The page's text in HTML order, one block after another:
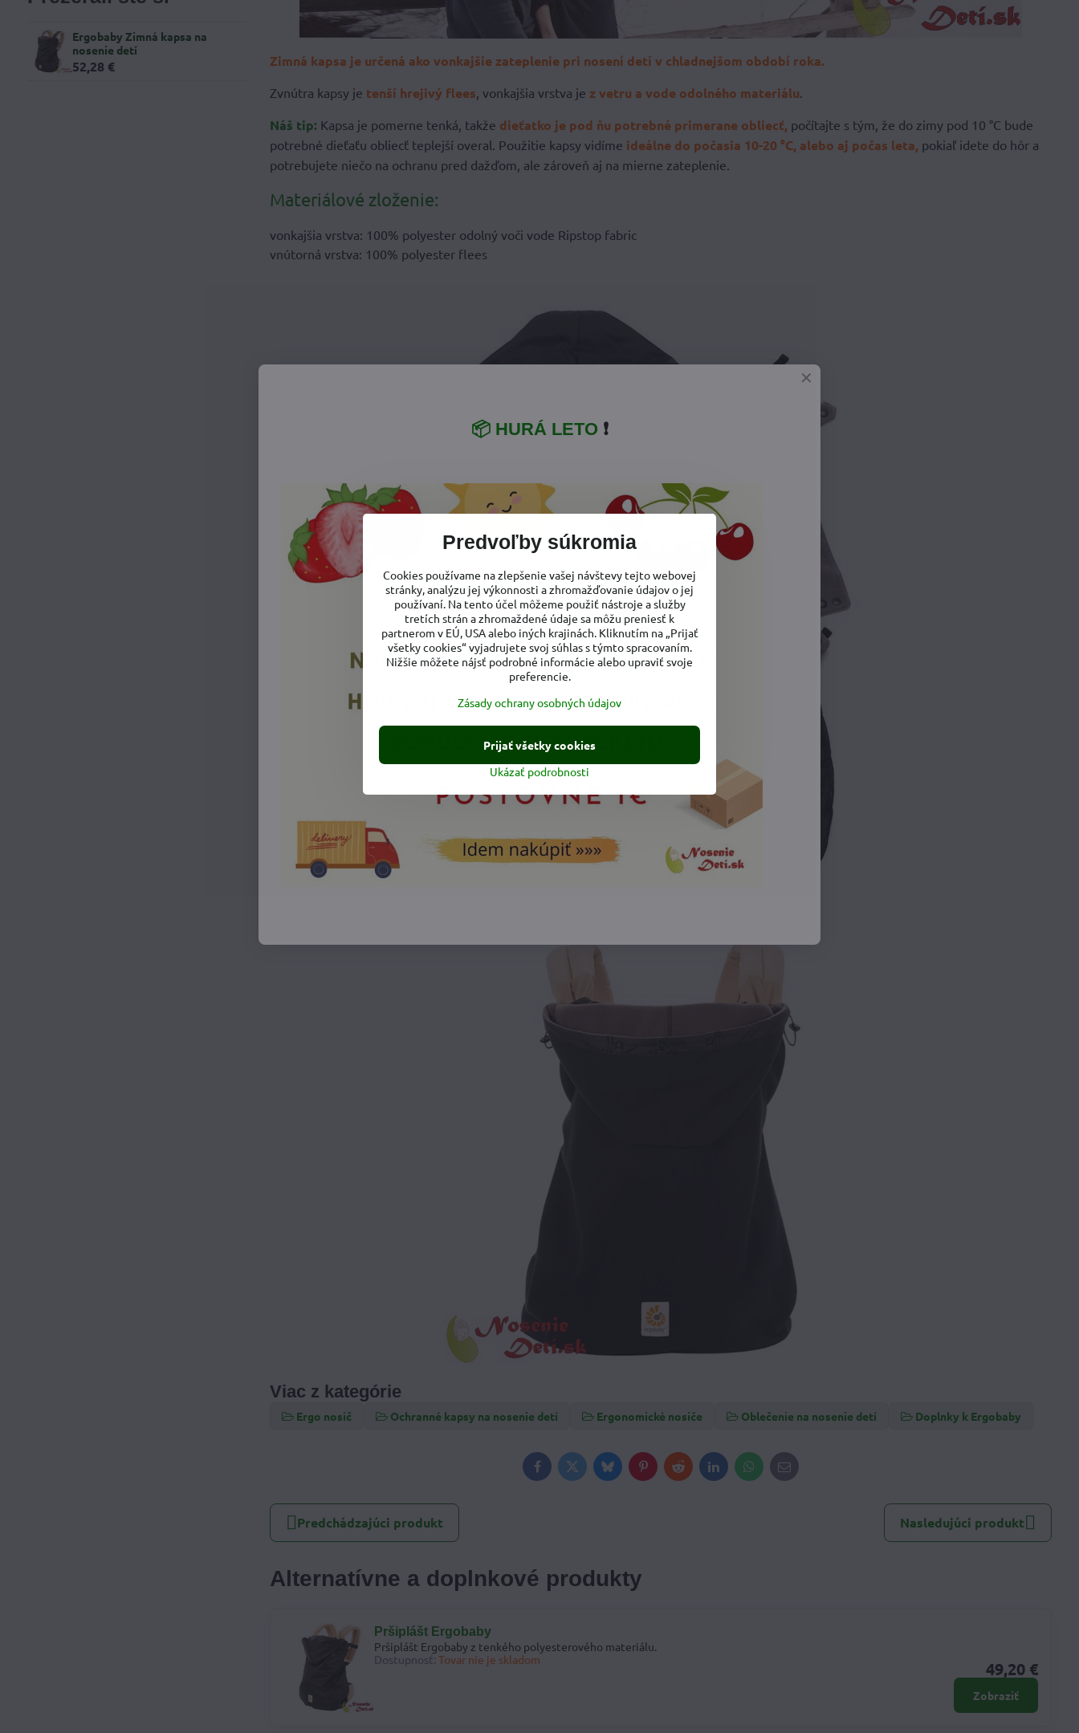
Zimná kapsa je určená ako vonkajšie zateplenie pri nosení detí v chladnejšom období roka.
Zvnútra kapsy je tenší hrejivý flees, vonkajšia vrstva je z vetru a vode odolného materiálu.
Náš tip: Kapsa je pomerne tenká, takže dieťatko je pod ňu potrebné primerane obliecť, počítajte s tým, že do zimy pod 10 °C bude
potrebné dieťaťu obliecť teplejší overal. Použitie kapsy vidíme ideálne do počasia 10-20 °C, alebo aj počas leta, pokiaľ idete do hôr a
potrebujete niečo na ochranu pred dažďom, ale zároveň aj na mierne zateplenie.
Materiálové zloženie:
vonkajšia vrstva: 100% polyester odolný voči vode Ripstop fabric
vnútorná vrstva: 100% polyester flees
Viac z kategórie
Ergo nosič Ochranné kapsy na nosenie detí Ergonomické nosiče Oblečenie na nosenie detí Doplnky k Ergobaby
FacebookTwitterBlueskyPinterestRedditLinkedInWhatsApp
E-
mail
Predchádzajúci produkt Nasledujúci produkt
Alternatívne a doplnkové produkty
Pršiplášt Ergobaby
Pršiplášt Ergobaby z tenkého polyesterového materiálu.
Dostupnosť: Tovar nie je skladom 49,20 €
Zobraziť
Ergobaby Zimná kapsa na
nosenie detí
52,28 €
Predvoľby súkromia
Cookies používame na zlepšenie vašej návštevy tejto webovej
stránky, analýzu jej výkonnosti a zhromažďovanie údajov o jej
používaní. Na tento účel môžeme použiť nástroje a služby
tretích strán a zhromaždené údaje sa môžu preniesť k
partnerom v EÚ, USA alebo iných krajinách. Kliknutím na „Prijať
všetky cookies“ vyjadrujete svoj súhlas s týmto spracovaním.
Nižšie môžete nájsť podrobné informácie alebo upraviť svoje
preferencie.
Zásady ochrany osobných údajov
Ukázať podrobnosti
Prijať všetky cookies
📦 HURÁ LETO ❗